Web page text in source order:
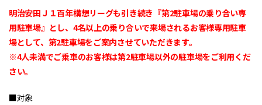
明治安田Ｊ１百年構想リーグも引き続き『第2駐車場の乗り合い専
用駐車場』とし、4名以上の乗り合いで来場されるお客様専用駐車
場として、第2駐車場をご案内させていただきます。
※4人未満でご乗車のお客様は第2駐車場以外の駐車場をご利用くだ
さい。
■対象